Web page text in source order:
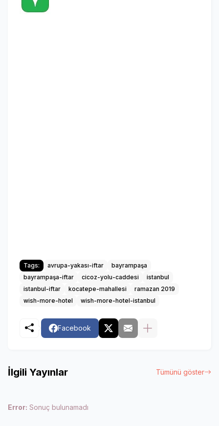
Tags: avrupa-yakası-iftar
bayrampaşa
bayrampaşa-iftar
cicoz-yolu-caddesi
istanbul
istanbul-iftar
kocatepe-mahallesi
ramazan 2019
wish-more-hotel
wish-more-hotel-istanbul
Facebook
İlgili Yayınlar Tümünü göster
Error: Sonuç bulunamadı